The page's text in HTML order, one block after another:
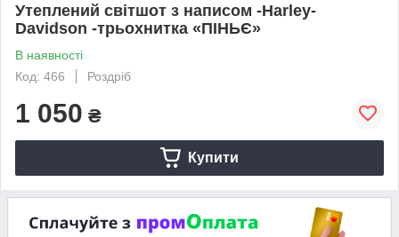
Утеплений світшот з написом -Harley-
Davidson -трьохнитка «ПІНЬЄ»
В наявності
Код: 466
Роздріб
1 050 ₴
Купити